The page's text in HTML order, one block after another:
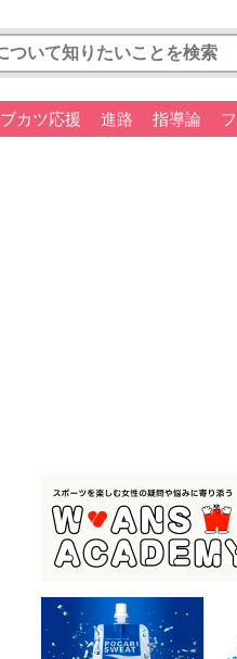
ブカツ応援 進路 指導論